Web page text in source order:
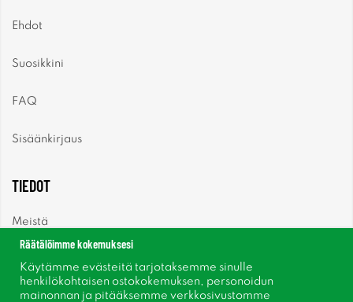
Ehdot
Suosikkini
FAQ
Sisäänkirjaus
TIEDOT
Meistä
Uutiskirje
Räätälöimme kokemuksesi
Käytämme evästeitä tarjotaksemme sinulle
henkilökohtaisen ostokokemuksen, personoidun
mainonnan ja pitääksemme verkkosivustomme